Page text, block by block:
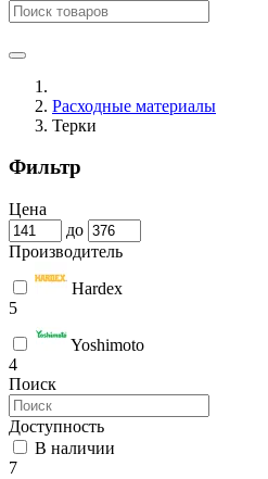
Расходные материалы
Терки
Фильтр
Цена
до
Производитель
Hardex
5
Yoshimoto
4
Поиск
Доступность
В наличии
7